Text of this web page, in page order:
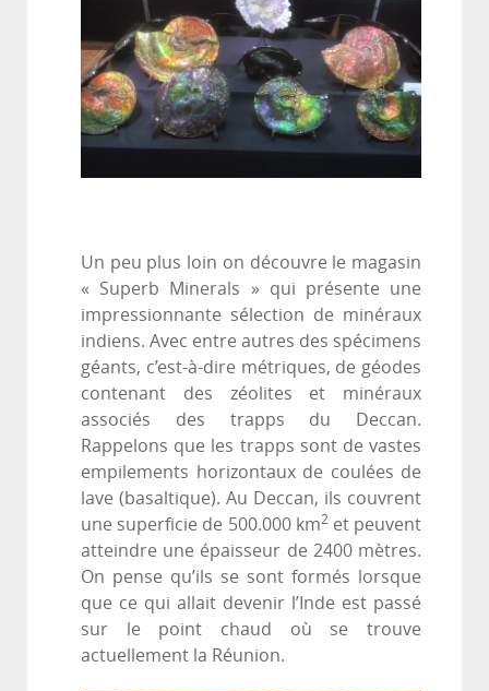
Un peu plus loin on découvre le magasin
« Superb Minerals » qui présente une
impressionnante sélection de minéraux
indiens. Avec entre autres des spécimens
géants, c’est-à-dire métriques, de géodes
contenant des zéolites et minéraux
associés des trapps du Deccan.
Rappelons que les trapps sont de vastes
empilements horizontaux de coulées de
lave (basaltique). Au Deccan, ils couvrent
une superficie de 500.000 km2et peuvent
atteindre une épaisseur de 2400 mètres.
On pense qu’ils se sont formés lorsque
que ce qui allait devenir l’Inde est passé
sur le point chaud où se trouve
actuellement la Réunion.